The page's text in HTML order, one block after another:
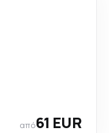
από61 EUR